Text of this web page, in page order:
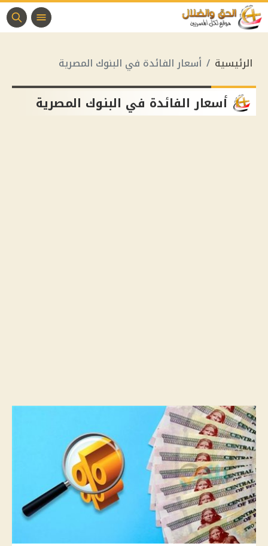
الرئيسية أسعار الفائدة في البنوك المصرية
أسعار الفائدة في البنوك المصرية